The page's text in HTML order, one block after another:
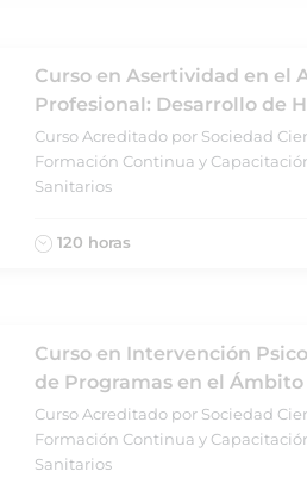
Curso en Asertividad en el
Profesional: Desarrollo de
Curso Acreditado por Sociedad
Formación Continua y
Sanitarios
120 horas
Curso en Intervención
de Programas en el Ámbito
Curso Acreditado por Sociedad
Formación Continua y
Sanitarios